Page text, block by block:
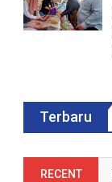
Terbaru
RECENT